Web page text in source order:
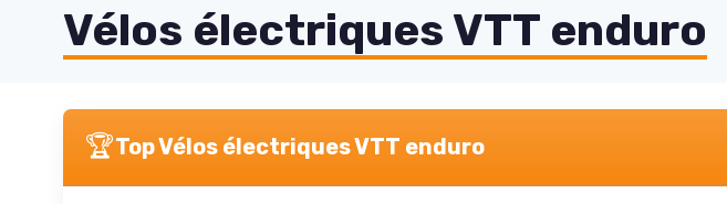
Vélos électriques VTT enduro
🏆Top Vélos électriques VTT enduro